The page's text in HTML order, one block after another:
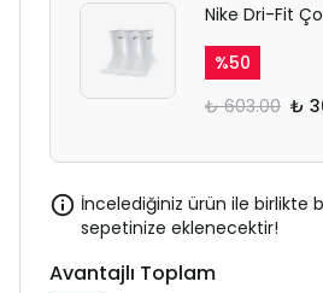
Nike Dri-Fit
%50
₺ 603.00 ₺
İncelediğiniz ürün ile birlikte
sepetinize eklenecektir!
Avantajlı Toplam